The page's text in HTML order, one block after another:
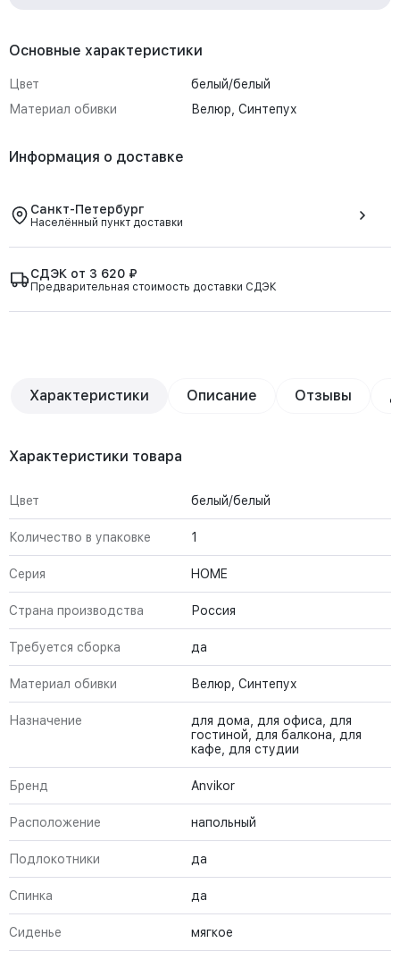
Основные характеристики
Цвет
белый/белый
Материал обивки
Велюр, Синтепух
Информация о доставке
Санкт-Петербург
Населённый пункт доставки
СДЭК от 3 620 ₽
Предварительная стоимость доставки СДЭК
Характеристики Описание Отзывы
Характеристики товара
Цвет белый/белый
Количество в упаковке 1
Серия HOME
Страна производства Россия
Требуется сборка да
Материал обивки Велюр, Синтепух
Назначение
для дома, для офиса, для
гостиной, для балкона, для
кафе, для студии
Бренд Anvikor
Расположение напольный
Подлокотники да
Спинка да
Сиденье мягкое